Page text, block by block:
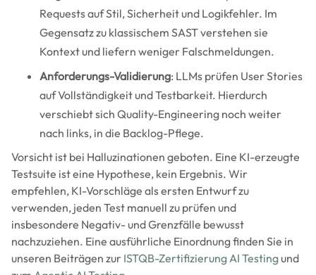
Requests auf Stil, Sicherheit und Logikfehler. Im
Gegensatz zu klassischem SAST verstehen sie
Kontext und liefern weniger Falschmeldungen.
Anforderungs-Validierung: LLMs prüfen User Stories
auf Vollständigkeit und Testbarkeit. Hierdurch
verschiebt sich Quality-Engineering noch weiter
nach links, in die Backlog-Pflege.
Vorsicht ist bei Halluzinationen geboten. Eine KI-erzeugte
Testsuite ist eine Hypothese, kein Ergebnis. Wir
empfehlen, KI-Vorschläge als ersten Entwurf zu
verwenden, jeden Test manuell zu prüfen und
insbesondere Negativ- und Grenzfälle bewusst
nachzuziehen. Eine ausführliche Einordnung finden Sie in
unseren Beiträgen zur ISTQB-Zertifizierung AI Testing und